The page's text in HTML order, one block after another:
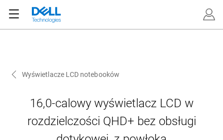
Wyświetlacze LCD notebooków
16,0-calowy wyświetlacz LCD w
rozdzielczości QHD+ bez obsługi